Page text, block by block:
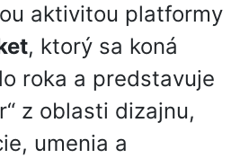
aktivitou platformy
, ktorý sa koná
roka a predstavuje
z oblasti dizajnu,
umenia a